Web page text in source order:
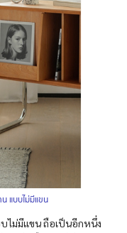
แบบไม่มีแขน
บไม่มีแขน ถือเป็นอีกหนึ่ง